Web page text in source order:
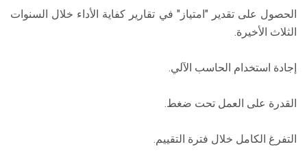
الحصول على تقدير "امتياز" في تقارير كفاية الأداء خلال السنوات
الثلاث الأخيرة.
إجادة استخدام الحاسب الآلي.
القدرة على العمل تحت ضغط.
التفرغ الكامل خلال فترة التقييم.